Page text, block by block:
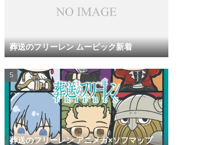
葬送のフリーレン ムービック新着
葬送のフリーレン アニメガ×ソフマップ